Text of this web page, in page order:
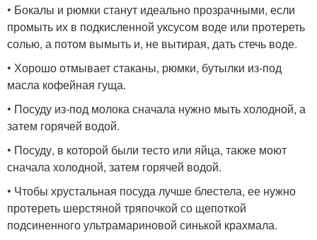
• Бокалы и рюмки станут идеально прозрачными, если
промыть их в подкисленной уксусом воде или протереть
солью, а потом вымыть и, не вытирая, дать стечь воде.
• Хорошо отмывает стаканы, рюмки, бутылки из-под
масла кофейная гуща.
• Посуду из-под молока сначала нужно мыть холодной, а
затем горячей водой.
• Посуду, в которой были тесто или яйца, также моют
сначала холодной, затем горячей водой.
• Чтобы хрустальная посуда лучше блестела, ее нужно
протереть шерстяной тряпочкой со щепоткой
подсиненного ультрамариновой синькой крахмала.